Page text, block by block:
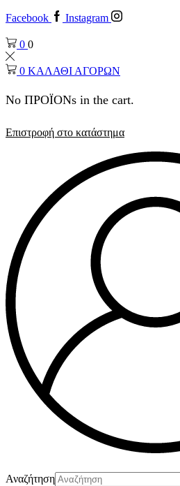
Facebook Instagram
0 0
0 ΚΑΛΑΘΙ ΑΓΟΡΩΝ
No ΠΡΟΪΟΝs in the cart.
Επιστροφή στο κατάστημα
Αναζήτηση